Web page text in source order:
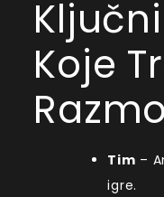
Koje
Tim –
igre.